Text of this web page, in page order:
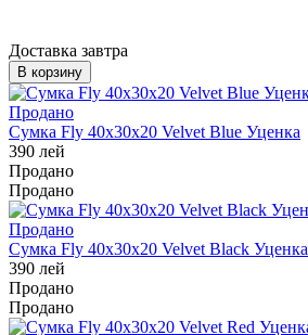
Доставка завтра
В корзину
Продано
Сумка Fly 40x30x20 Velvet Blue Уценка
390 лей
Продано
Продано
Продано
Сумка Fly 40x30x20 Velvet Black Уценка
390 лей
Продано
Продано